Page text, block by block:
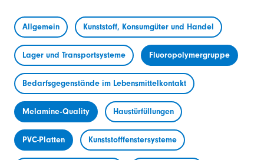
Allgemein Kunststoff, Konsumgüter und Handel
Lager und Transportsysteme Fluoropolymergruppe
Bedarfsgegenstände im Lebensmittelkontakt
Melamine-Quality Haustürfüllungen
PVC-Platten Kunststofffenstersysteme